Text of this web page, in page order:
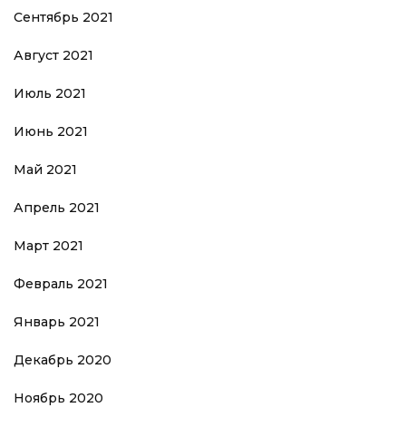
Сентябрь 2021
Август 2021
Июль 2021
Июнь 2021
Май 2021
Апрель 2021
Март 2021
Февраль 2021
Январь 2021
Декабрь 2020
Ноябрь 2020